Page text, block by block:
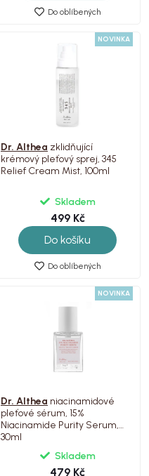
Do oblíbených
NOVINKA
Dr. Althea zklidňující
krémový pleťový sprej, 345
Relief Cream Mist, 100ml
Skladem
499 Kč
Do košíku
Do oblíbených
NOVINKA
Dr. Althea niacinamidové
pleťové sérum, 15%
Niacinamide Purity Serum,
30ml
Skladem
479 Kč